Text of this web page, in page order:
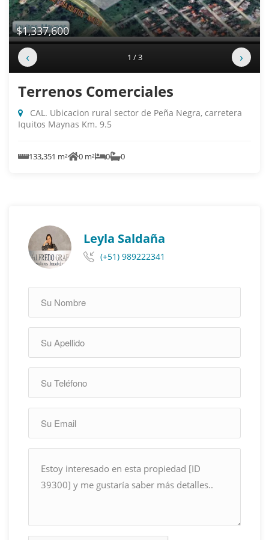
$1,337,600
‹ 1 / 3 ›
Terrenos Comerciales
Iquitos Maynas Km. 9.5
133,351 m² 0 m² 0 0
Leyla Saldaña
(+51) 989222341